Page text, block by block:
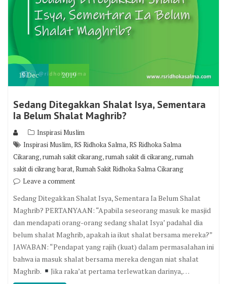
19Dec 2019
Sedang Ditegakkan Shalat Isya, Sementara
Ia Belum Shalat Maghrib?
Inspirasi Muslim
Inspirasi Muslim,RS Ridhoka Salma,RS Ridhoka Salma
Cikarang,rumah sakit cikarang,rumah sakit di cikarang,rumah
sakit di cikrang barat,Rumah Sakit Ridhoka Salma Cikarang
Leave a comment
Sedang Ditegakkan Shalat Isya, Sementara Ia Belum Shalat
Maghrib? PERTANYAAN: “Apabila seseorang masuk ke masjid
dan mendapati orang-orang sedang shalat Isya’ padahal dia
belum shalat Maghrib, apakah ia ikut shalat bersama mereka?”
JAWABAN: “Pendapat yang rajih (kuat) dalam permasalahan ini
bahwa ia masuk shalat bersama mereka dengan niat shalat
Maghrib.
Jika raka’at pertama terlewatkan darinya,…